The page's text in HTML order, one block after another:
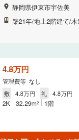
静岡県伊東市宇佐美
築21年/地上2階建て/木
4.8万円
管理費等 なし
敷
4.8万円 礼 4.8万円
2K 32.29m2 1階